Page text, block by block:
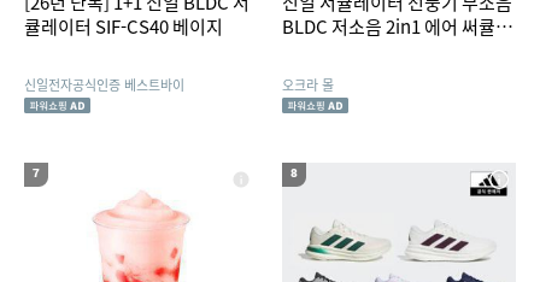
큘레이터 SIF-CS40 베이지
신일전자공식인증 베스트바이
BLDC 저소음 2in1 에어 써큘레
오크라 몰
7 8